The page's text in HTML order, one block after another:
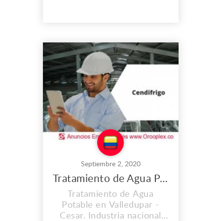
soluciones integrales y
personalizadas de tipo
técnico, operativo, e
higiénico-sanitario. Nuestro
portafolio de ser...
Septiembre 2, 2020
Tratamiento de Agua Potable en Valledupar
Tratamiento de Agua
Potable en Valledupar -
Cesar. Industria nacional